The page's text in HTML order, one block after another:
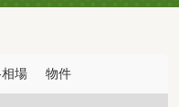
場 物件